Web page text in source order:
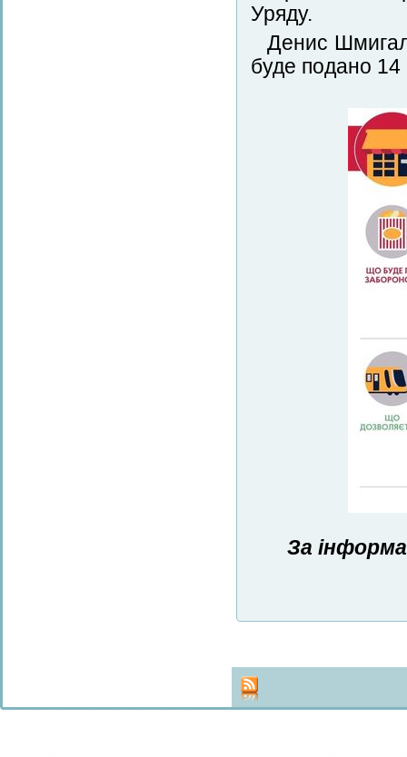
Уряду.
Денис
буде подано 14
За